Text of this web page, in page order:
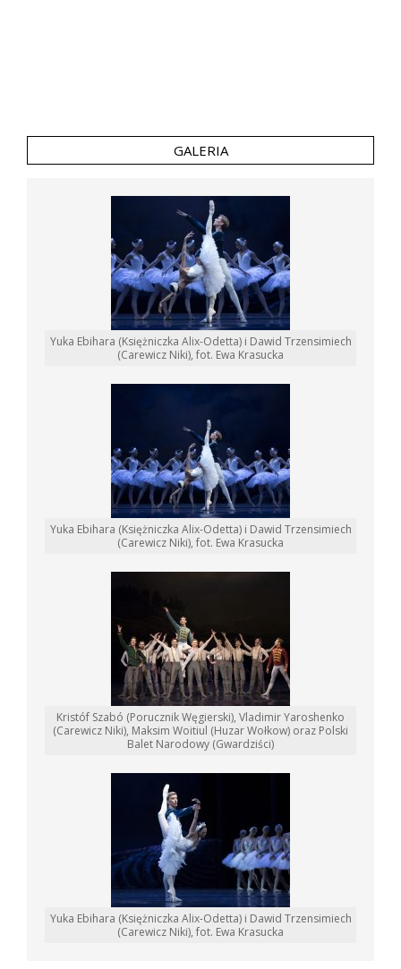
GALERIA
Yuka Ebihara (Księżniczka Alix-Odetta) i Dawid Trzensimiech
(Carewicz Niki), fot. Ewa Krasucka
Yuka Ebihara (Księżniczka Alix-Odetta) i Dawid Trzensimiech
(Carewicz Niki), fot. Ewa Krasucka
Kristóf Szabó (Porucznik Węgierski), Vladimir Yaroshenko
(Carewicz Niki), Maksim Woitiul (Huzar Wołkow) oraz Polski
Balet Narodowy (Gwardziści)
Yuka Ebihara (Księżniczka Alix-Odetta) i Dawid Trzensimiech
(Carewicz Niki), fot. Ewa Krasucka